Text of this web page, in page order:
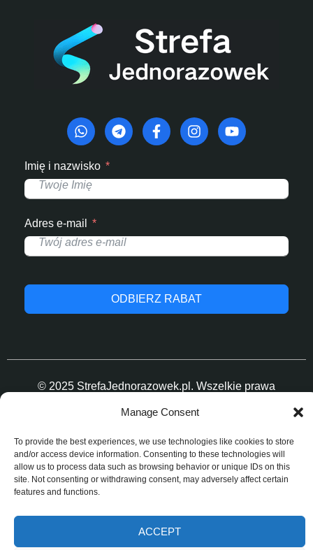
Manage Consent
To provide the best experiences, we use technologies like cookies to store
and/or access device information. Consenting to these technologies will
allow us to process data such as browsing behavior or unique IDs on this
site. Not consenting or withdrawing consent, may adversely affect certain
features and functions.
ACCEPT
Imię i nazwisko
Adres e-mail
ODBIERZ RABAT
© 2025 StrefaJednorazowek.pl. Wszelkie prawa